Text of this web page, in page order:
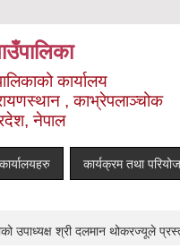
कार्यालय
, काभ्रेपलाञ्चोक
नेपाल
कार्यक्रम तथा
उपाध्यक्ष श्री दलमान थोकरज्यूले